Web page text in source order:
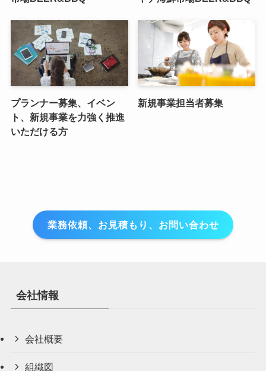
プランナー募集、イベン
ト、新規事業を力強く推進
いただける方
新規事業担当者募集
業務依頼、お見積もり、お問い合わせ
会社情報
会社概要
組織図